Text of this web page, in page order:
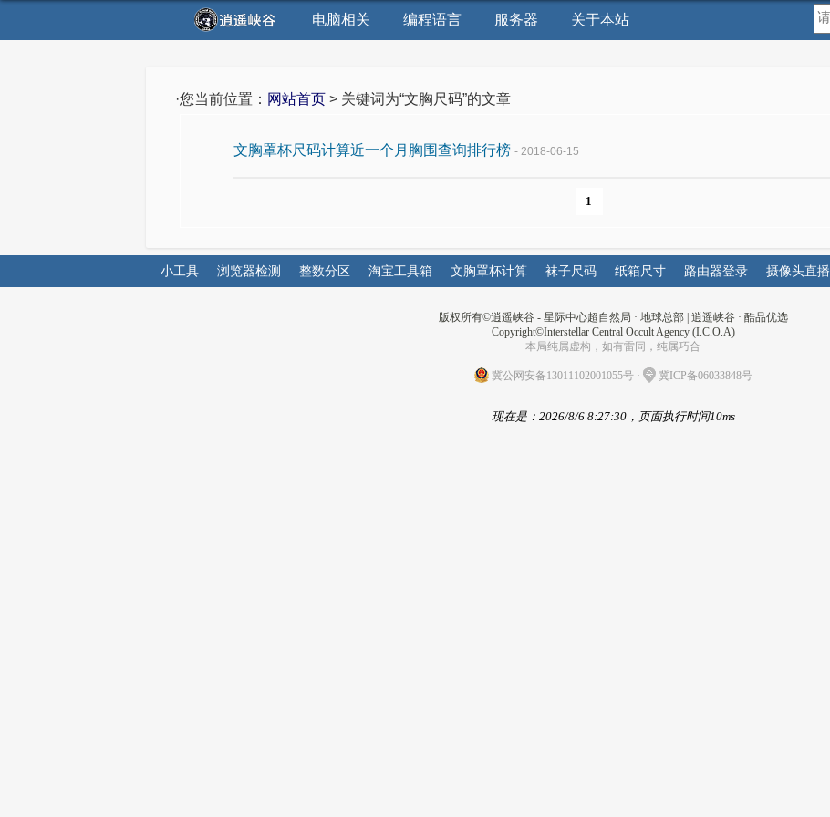
电脑相关 编程语言 服务器 关于本站
·您当前位置： 网站首页 > 关键词为“文胸尺码”的文章
文胸罩杯尺码计算近一个月胸围查询排行榜 - 2018-06-15
1
小工具 浏览器检测 整数分区 淘宝工具箱 文胸罩杯计算 袜子尺码 纸箱尺寸 路由器登录 摄像头直播
版权所有©逍遥峡谷 - 星际中心超自然局 · 地球总部| 逍遥峡谷· 酷品优选
Copyright©Interstellar Central Occult Agency (I.C.O.A)
本局纯属虚构，如有雷同，纯属巧合
冀公网安备13011102001055号· 冀ICP备06033848号
现在是：2026/8/6 8:27:30，页面执行时间10ms